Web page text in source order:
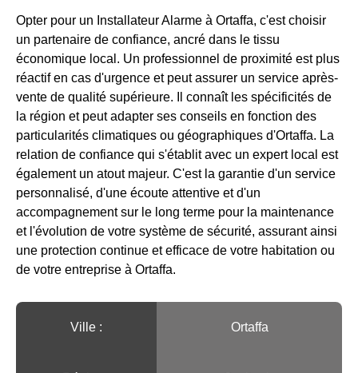
Opter pour un Installateur Alarme à Ortaffa, c'est choisir
un partenaire de confiance, ancré dans le tissu
économique local. Un professionnel de proximité est plus
réactif en cas d'urgence et peut assurer un service après-
vente de qualité supérieure. Il connaît les spécificités de
la région et peut adapter ses conseils en fonction des
particularités climatiques ou géographiques d'Ortaffa. La
relation de confiance qui s'établit avec un expert local est
également un atout majeur. C'est la garantie d'un service
personnalisé, d'une écoute attentive et d'un
accompagnement sur le long terme pour la maintenance
et l'évolution de votre système de sécurité, assurant ainsi
une protection continue et efficace de votre habitation ou
de votre entreprise à Ortaffa.
Ville :️ Ortaffa